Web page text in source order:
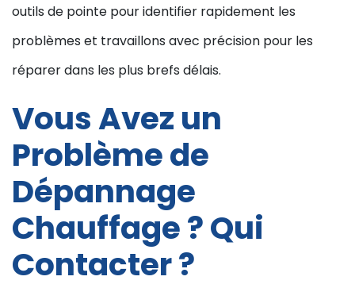
outils de pointe pour identifier rapidement les
problèmes et travaillons avec précision pour les
réparer dans les plus brefs délais.
Vous Avez un
Problème de
Dépannage
Chauffage ? Qui
Contacter ?